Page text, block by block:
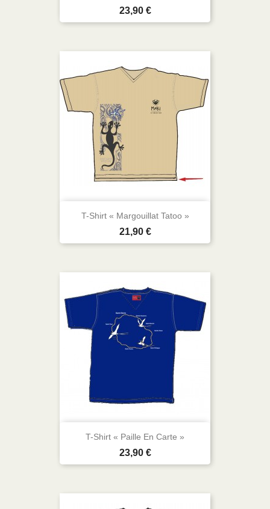
Prix
23,90 €
T-Shirt « Margouillat Tatoo »
Prix
21,90 €
T-Shirt « Paille En Carte »
Prix
23,90 €